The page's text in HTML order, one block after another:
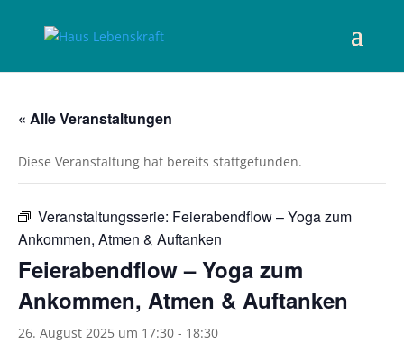
« Alle Veranstaltungen
Diese Veranstaltung hat bereits stattgefunden.
Veranstaltungsserie: Feierabendflow – Yoga zum
Ankommen, Atmen & Auftanken
Feierabendflow – Yoga zum
Ankommen, Atmen & Auftanken
26. August 2025 um 17:30 - 18:30